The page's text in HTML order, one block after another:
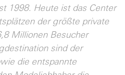
1998. Heute ist das Center
der größte private
Millionen Besucher
sind der
die entspannte